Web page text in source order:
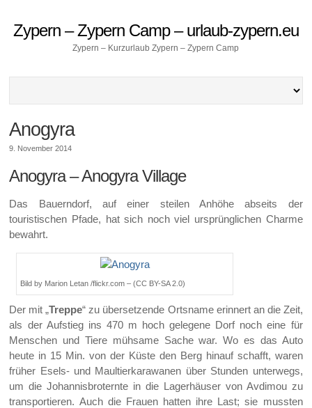
Zypern – Zypern Camp – urlaub-zypern.eu
Zypern – Kurzurlaub Zypern – Zypern Camp
Anogyra
9. November 2014
Anogyra – Anogyra Village
Das Bauerndorf, auf einer steilen Anhöhe abseits der
touristischen Pfade, hat sich noch viel ursprünglichen Charme
bewahrt.
Bild by Marion Letan /flickr.com – (CC BY-SA 2.0)
Der mit „Treppe“ zu übersetzende Ortsname erinnert an die Zeit,
als der Aufstieg ins 470 m hoch gelegene Dorf noch eine für
Menschen und Tiere mühsame Sache war. Wo es das Auto
heute in 15 Min. von der Küste den Berg hinauf schafft, waren
früher Esels- und Maultierkarawanen über Stunden unterwegs,
um die Johannisbroternte in die Lagerhäuser von Avdimou zu
transportieren. Auch die Frauen hatten ihre Last; sie mussten